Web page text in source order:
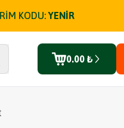
KODU:YENİR
0.00 ₺